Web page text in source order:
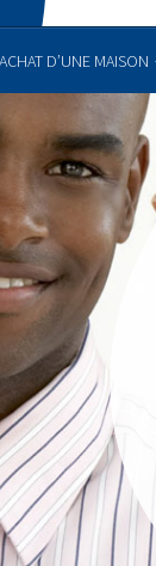
D’UNE MAISON